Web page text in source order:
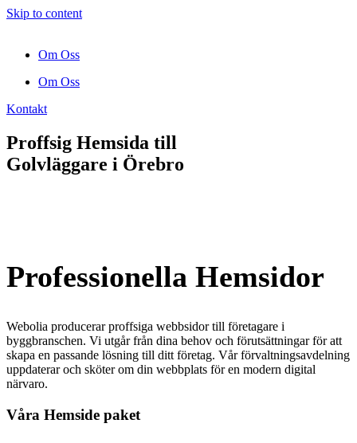
Skip to content
Om Oss
Om Oss
Kontakt
Proffsig Hemsida till
Golvläggare i Örebro
Professionella Hemsidor
Webolia producerar proffsiga webbsidor till företagare i
byggbranschen. Vi utgår från dina behov och förutsättningar för att
skapa en passande lösning till ditt företag. Vår förvaltningsavdelning
uppdaterar och sköter om din webbplats för en modern digital
närvaro.
Våra Hemside paket